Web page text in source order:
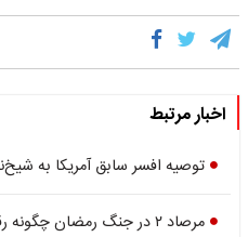
اخبار مرتبط
توصیه افسر سابق آمریکا به
مرصاد ۲ در جنگ رمضان چگونه رقم خورد؟